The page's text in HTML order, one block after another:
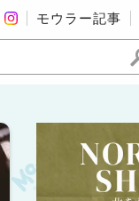
モウラー記事